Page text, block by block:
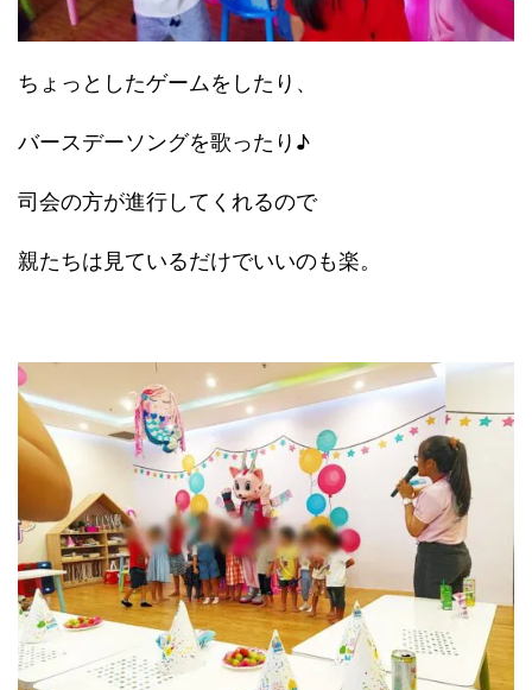
ちょっとしたゲームをしたり、
バースデーソングを歌ったり♪
司会の方が進行してくれるので
親たちは見ているだけでいいのも楽。